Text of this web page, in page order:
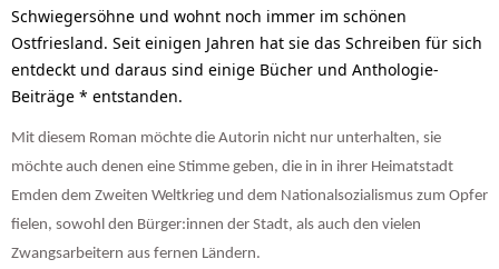
Schwiegersöhne und wohnt noch immer im schönen
Ostfriesland. Seit einigen Jahren hat sie das Schreiben für sich
entdeckt und daraus sind einige Bücher und Anthologie-
Beiträge * entstanden.
Mit diesem Roman möchte die Autorin nicht nur unterhalten, sie
möchte auch denen eine Stimme geben, die in in ihrer Heimatstadt
Emden dem Zweiten Weltkrieg und dem Nationalsozialismus zum Opfer
fielen, sowohl den Bürger:innen der Stadt, als auch den vielen
Zwangsarbeitern aus fernen Ländern.